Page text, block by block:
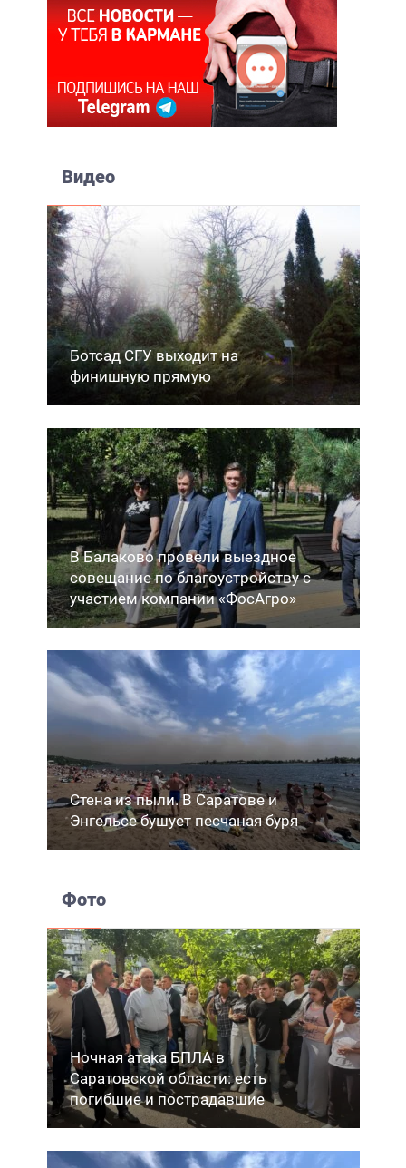
Видео
Ботсад СГУ выходит на
финишную прямую
В Балаково провели выездное
совещание по благоустройству с
участием компании «ФосАгро»
Стена из пыли. В Саратове и
Энгельсе бушует песчаная буря
Фото
Ночная атака БПЛА в
Саратовской области: есть
погибшие и пострадавшие